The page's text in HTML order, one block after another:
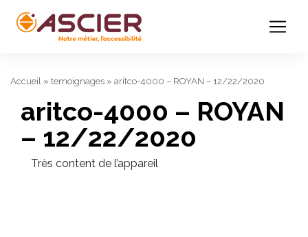
Accueil » temoignages » aritco-4000 – ROYAN – 12/22/2020
aritco-4000 – ROYAN
– 12/22/2020
Très content de l’appareil